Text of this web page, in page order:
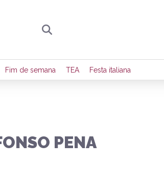
seus dados para receber toda
e notícias da região.
Fim de semana TEA Festa italiana
PENA